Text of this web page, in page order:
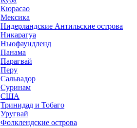
Кюрасао
Мексика
Нидерландские Антильские острова
Никарагуа
Ньюфаундленд
Панама
Парагвай
Перу
Сальвадор
Суринам
США
Тринидад и Тобаго
Уругвай
Фолклендские острова